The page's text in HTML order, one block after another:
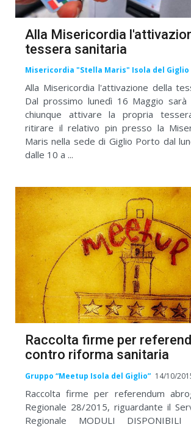
Alla Misericordia
tessera sanitaria
Misericordia "Stella Maris" Isola del Giglio
Alla Misericordia l'attivazione della
Dal prossimo lunedì 16 Maggio
chiunque attivare la propria
ritirare il relativo pin presso la
Maris nella sede di Giglio Porto dal
dalle 10 a ...
Raccolta firme per
contro riforma sanitaria
Gruppo “Meetup Isola del Giglio” 14/10/
Raccolta firme per referendum
Regionale 28/2015, riguardante il
Regionale MODULI DISPONIBILI